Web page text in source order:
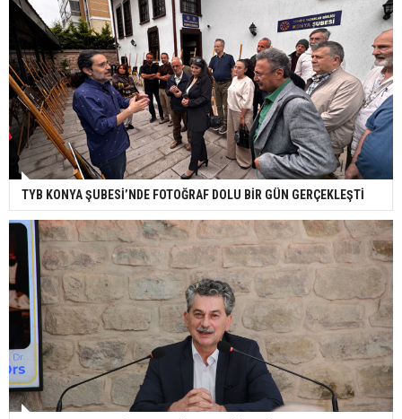
TYB KONYA ŞUBESİ’NDE FOTOĞRAF DOLU BİR GÜN GERÇEKLEŞTİ